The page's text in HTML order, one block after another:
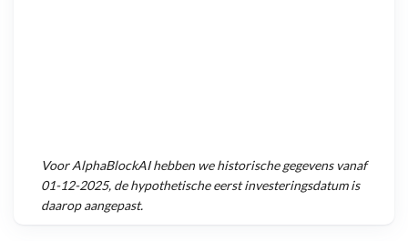
VoorAlphaBlockAIhebben we historische gegevens vanaf
01-12-2025, de hypothetische eerst investeringsdatum is
daarop aangepast.